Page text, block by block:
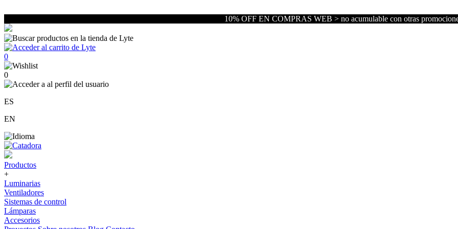
10% OFF EN COMPRAS WEB > no acumulable con otras
0
0
ES
EN
Productos
+
Luminarias
Ventiladores
Sistemas de control
Lámparas
Accesorios